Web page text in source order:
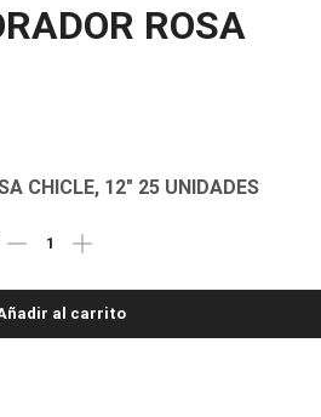
ROSA
CHICLE, 12″ 25 UNIDADES
al carrito